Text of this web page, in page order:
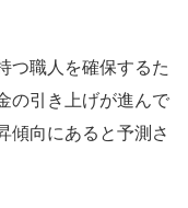
つ職人を確保するた
の引き上げが進んで
傾向にあると予測さ